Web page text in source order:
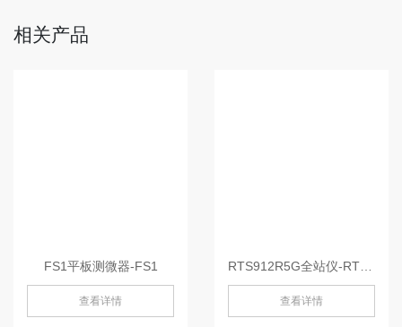
相关产品
FS1平板测微器-FS1
查看详情 查看详情